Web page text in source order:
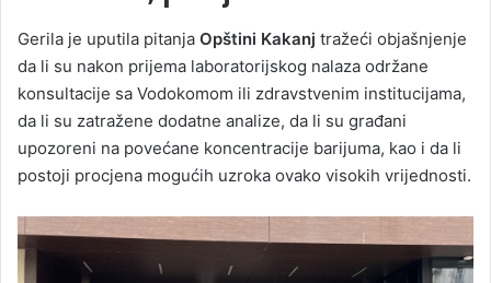
Gerila je uputila pitanja Opštini Kakanj tražeći objašnjenje
da li su nakon prijema laboratorijskog nalaza održane
konsultacije sa Vodokomom ili zdravstvenim institucijama,
da li su zatražene dodatne analize, da li su građani
upozoreni na povećane koncentracije barijuma, kao i da li
postoji procjena mogućih uzroka ovako visokih vrijednosti.